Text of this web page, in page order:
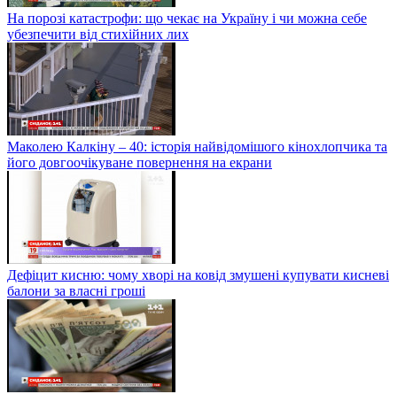
На порозі катастрофи: що чекає на Україну і чи можна себе
убезпечити від стихійних лих
Маколею Калкіну – 40: історія найвідомішого кінохлопчика та
його довгоочікуване повернення на екрани
Дефіцит кисню: чому хворі на ковід змушені купувати кисневі
балони за власні гроші